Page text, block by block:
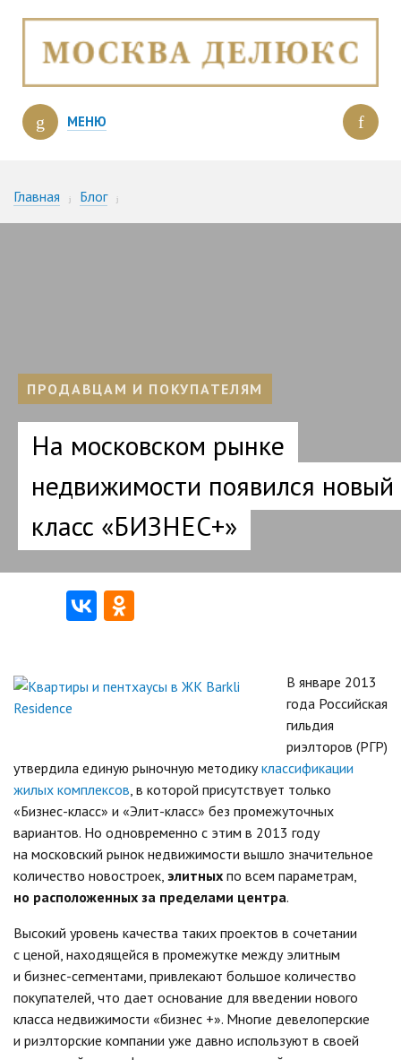
МЕНЮ
Главная Блог
ПРОДАВЦАМ И ПОКУПАТЕЛЯМ
На московском рынке
недвижимости появился новый
класс «БИЗНЕС+»
В январе 2013
года Российская
гильдия
риэлторов (РГР)
утвердила единую рыночную методикуклассификации
жилых комплексов , в которой присутствует только
«Бизнес-класс» и «Элит-класс» без промежуточных
вариантов. Но одновременно с этим в 2013 году
на московский рынок недвижимости вышло значительное
количество новостроек, элитных по всем параметрам,
но расположенных за пределами центра.
Высокий уровень качества таких проектов в сочетании
с ценой, находящейся в промежутке между элитным
и бизнес-сегментами, привлекают большое количество
покупателей, что дает основание для введении нового
класса недвижимости «бизнес +». Многие девелоперские
и риэлторские компании уже давно используют в своей